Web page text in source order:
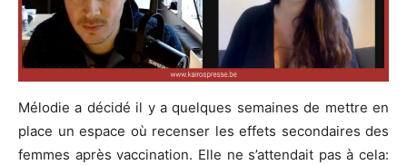
Mélodie a décidé il y a quelques semaines de mettre en
place un espace où recenser les effets secondaires des
femmes après vaccination. Elle ne s’attendait pas à cela: